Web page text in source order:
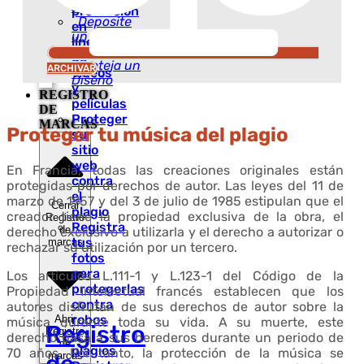
Software
Deposite
un
Logotipo
Proteja un
Diseño
REGISTRO
DE
MARCAS
Cerrar
Registro
de
marcas
Abrir
Registro
de
marcas
Registro
protección
en
línea
de
vídeos
y
películas
Proteger
su
sitio
web
contra
el
plagio
Registra
tus
fotos
para
protegerlas
contra
robos
o
plagios
ARCHIVAR
Proteger tu música del plagio
En Francia, todas las creaciones originales están
protegidas por derechos de autor. Las leyes del 11 de
marzo de 1957 y del 3 de julio de 1985 estipulan que el
creador tiene la propiedad exclusiva de la obra, el
derecho exclusivo a utilizarla y el derecho a autorizar o
rechazar su utilización por un tercero.
Los artículos L.111-1 y L.123-1 del Código de la
Propiedad Intelectual francés establecen que los
autores disfrutan de sus derechos de autor sobre la
música durante toda su vida. A su muerte, este
derecho pasa a sus herederos durante un periodo de
70 años. Por tanto, la protección de la música se